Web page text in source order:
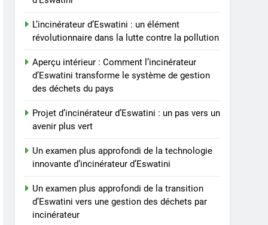
dans la lutte contre la
pollution
AIO
Aperçu intérieur :
Comment l’incinérateur
d’Eswatini transforme le
déchets du pays
AIO
4
avenir plus vert
AIO
5
Un examen plus
L’incinérateur d’Eswatini : un élément
révolutionnaire dans la lutte contre la pollution
Aperçu intérieur : Comment l’incinérateur
d’Eswatini transforme le système de gestion
des déchets du pays
Projet d’incinérateur d’Eswatini : un pas vers un
avenir plus vert
Un examen plus approfondi de la technologie
innovante d’incinérateur d’Eswatini
Un examen plus approfondi de la transition
d’Eswatini vers une gestion des déchets par
incinérateur